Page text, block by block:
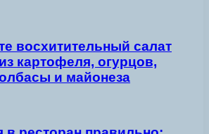
восхитительный салат
картофеля, огурцов,
и майонеза